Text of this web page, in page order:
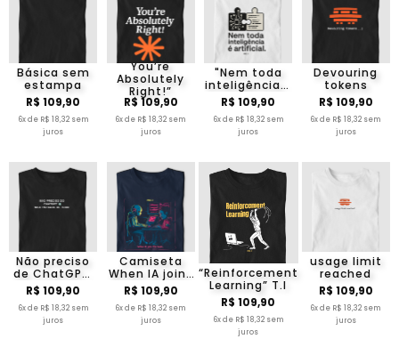
Básica sem
estampa
R$ 109,90
6x de R$ 18,32 sem
juros
You’re
Absolutely
Right!”
R$ 109,90
6x de R$ 18,32 sem
juros
"Nem toda
inteligência é
artificial II" T.I
R$ 109,90
6x de R$ 18,32 sem
juros
Devouring
tokens
R$ 109,90
6x de R$ 18,32 sem
juros
Não preciso
de ChatGPT,
meu pai sabe
de tudo
R$ 109,90
6x de R$ 18,32 sem
juros
Camiseta
When IA joins
the team
100% algodão
T.I
R$ 109,90
6x de R$ 18,32 sem
juros
“Reinforcement
Learning” T.I
R$ 109,90
6x de R$ 18,32 sem
juros
usage limit
reached
R$ 109,90
6x de R$ 18,32 sem
juros